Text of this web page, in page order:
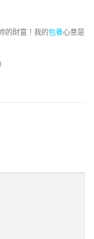
的財富！我的包養心意是